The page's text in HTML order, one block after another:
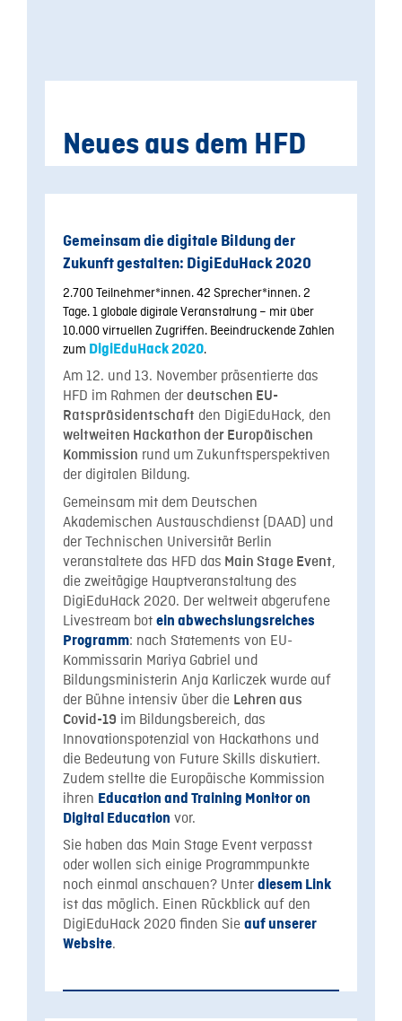
Neues aus dem HFD
Gemeinsam die digitale Bildung der
Zukunft gestalten: DigiEduHack 2020
2.700 Teilnehmer*innen. 42 Sprecher*innen. 2
Tage. 1 globale digitale Veranstaltung – mit über
10.000 virtuellen Zugriffen. Beeindruckende Zahlen
zum DigiEduHack 2020.
Am 12. und 13. November präsentierte das
HFD im Rahmen der deutschen EU-
Ratspräsidentschaft den DigiEduHack, den
weltweiten Hackathon der Europäischen
Kommission rund um Zukunftsperspektiven
der digitalen Bildung.
Gemeinsam mit dem Deutschen
Akademischen Austauschdienst (DAAD) und
der Technischen Universität Berlin
veranstaltete das HFD das Main Stage Event,
die zweitägige Hauptveranstaltung des
DigiEduHack 2020. Der weltweit abgerufene
Livestream bot ein abwechslungsreiches
Programm: nach Statements von EU-
Kommissarin Mariya Gabriel und
Bildungsministerin Anja Karliczek wurde auf
der Bühne intensiv über die Lehren aus
Covid-19 im Bildungsbereich, das
Innovationspotenzial von Hackathons und
die Bedeutung von Future Skills diskutiert.
Zudem stellte die Europäische Kommission
ihren Education and Training Monitor on
Digital Education vor.
Sie haben das Main Stage Event verpasst
oder wollen sich einige Programmpunkte
noch einmal anschauen? Unter diesem Link
ist das möglich. Einen Rückblick auf den
DigiEduHack 2020 finden Sie auf unserer
Website.